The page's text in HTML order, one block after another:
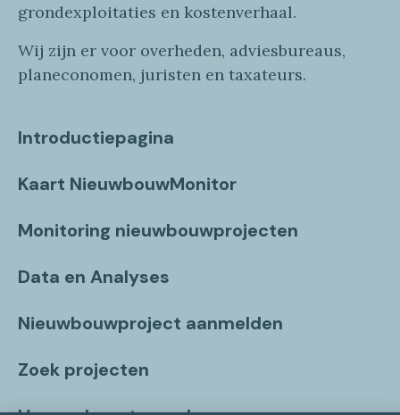
grondexploitaties en kostenverhaal.
Wij zijn er voor overheden, adviesbureaus,
planeconomen, juristen en taxateurs.
Introductiepagina
Kaart NieuwbouwMonitor
Monitoring nieuwbouwprojecten
Data en Analyses
Nieuwbouwproject aanmelden
Zoek projecten